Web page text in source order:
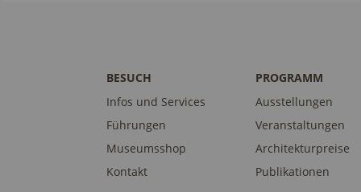
BESUCH
Infos und Services
Führungen
Museumsshop
Kontakt
PROGRAMM
Ausstellungen
Veranstaltungen
Architekturpreise
Publikationen